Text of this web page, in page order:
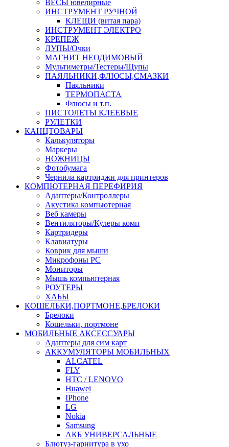
ВЕСЫ ювелирные
ИНСТРУМЕНТ РУЧНОЙ
КЛЕЩИ (витая пара)
ИНСТРУМЕНТ ЭЛЕКТРО
КРЕПЕЖ
ЛУПЫ/Очки
МАГНИТ НЕОДИМОВЫЙ
Мультиметры/Тестеры/Щупы
ПАЯЛЬНИКИ,ФЛЮСЫ,СМАЗКИ
Паяльники
ТЕРМОПАСТА
Флюсы и т.п.
ПИСТОЛЕТЫ КЛЕЕВЫЕ
РУЛЕТКИ
КАНЦТОВАРЫ
Калькуляторы
Маркеры
НОЖНИЦЫ
Фотобумага
Чернила картриджи для принтеров
КОМПЮТЕРНАЯ ПЕРЕФИРИЯ
Адаптеры/Контроллеры
Акустика компьютерная
Веб камеры
Вентиляторы/Кулеры комп
Картридеры
Клавиатуры
Коврик для мыши
Микрофоны PC
Мониторы
Мышь компьютерная
РОУТЕРЫ
ХАБЫ
КОШЕЛЬКИ,ПОРТМОНЕ,БРЕЛОКИ
Брелоки
Кошельки, портмоне
МОБИЛЬНЫЕ АКСЕССУАРЫ
Адаптеры для сим карт
АККУМУЛЯТОРЫ МОБИЛЬНЫХ
ALCATEL
FLY
HTC / LENOVO
Huawei
IPhone
LG
Nokia
Samsung
АКБ УНИВЕРСАЛЬНЫЕ
Блютуз-гарнитура в ухо